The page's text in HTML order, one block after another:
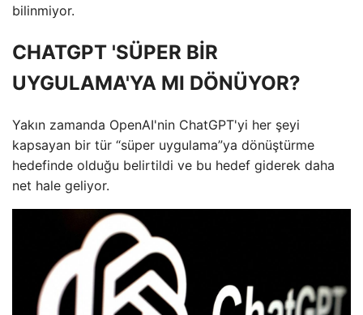
bilinmiyor.
CHATGPT 'SÜPER BİR
UYGULAMA'YA MI DÖNÜYOR?
Yakın zamanda OpenAI'nin ChatGPT'yi her şeyi
kapsayan bir tür “süper uygulama”ya dönüştürme
hedefinde olduğu belirtildi ve bu hedef giderek daha
net hale geliyor.